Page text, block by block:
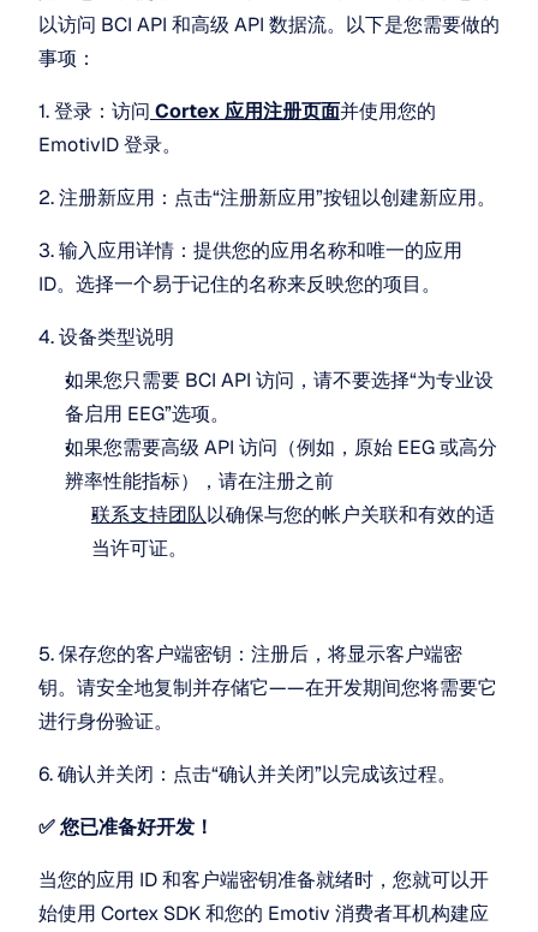
以访问 BCI API 和高级 API 数据流。以下是您需要做的
事项：
1. 登录：访问 Cortex 应用注册页面并使用您的
EmotivID 登录。
2. 注册新应用：点击“注册新应用”按钮以创建新应用。
3. 输入应用详情：提供您的应用名称和唯一的应用
ID。选择一个易于记住的名称来反映您的项目。
4. 设备类型说明
如果您只需要 BCI API 访问，请不要选择“为专业设
备启用 EEG”选项。
如果您需要高级 API 访问（例如，原始 EEG 或高分
辨率性能指标），请在注册之前
联系支持团队以确保与您的帐户关联和有效的适
当许可证。
5. 保存您的客户端密钥：注册后，将显示客户端密
钥。请安全地复制并存储它——在开发期间您将需要它
进行身份验证。
6. 确认并关闭：点击“确认并关闭”以完成该过程。
✅ 您已准备好开发！
当您的应用 ID 和客户端密钥准备就绪时，您就可以开
始使用 Cortex SDK 和您的 Emotiv 消费者耳机构建应